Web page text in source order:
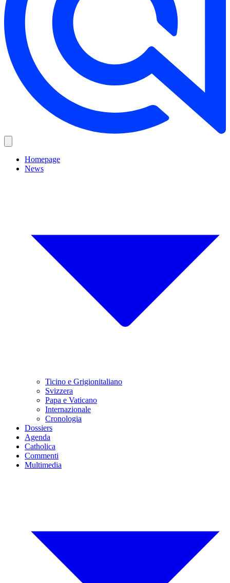
Homepage
News
Ticino e Grigionitaliano
Svizzera
Papa e Vaticano
Internazionale
Cronologia
Dossiers
Agenda
Catholica
Commenti
Multimedia